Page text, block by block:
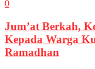
0
Jum’at Berkah,
Kepada Warga
Ramadhan